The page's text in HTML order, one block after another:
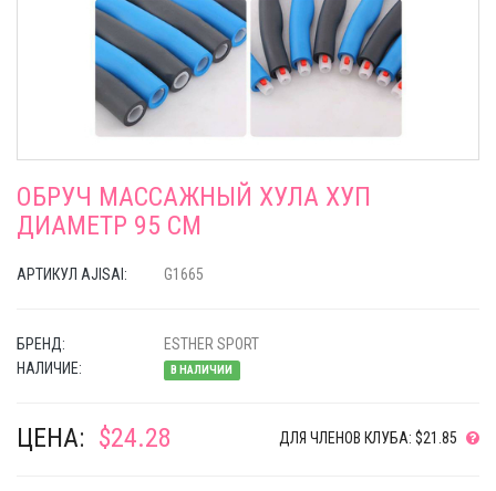
ОБРУЧ МАССАЖНЫЙ ХУЛА ХУП
ДИАМЕТР 95 СМ
АРТИКУЛ AJISAI: G1665
БРЕНД:
ESTHER SPORT
НАЛИЧИЕ:
В НАЛИЧИИ
ЦЕНА: $24.28 ДЛЯ ЧЛЕНОВ КЛУБА: $21.85